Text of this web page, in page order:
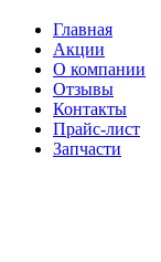
Главная
Акции
О компании
Отзывы
Контакты
Прайс-лист
Запчасти